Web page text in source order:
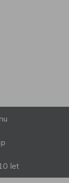
let